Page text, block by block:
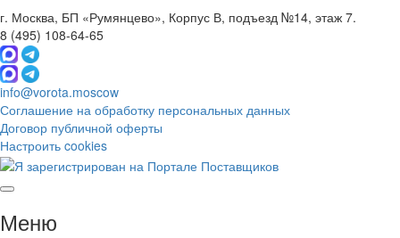
г. Москва, БП «Румянцево», Корпус В, подъезд №14, этаж 7.
8 (495) 108-64-65
info@vorota.moscow
Соглашение на обработку персональных данных
Договор публичной оферты
Настроить cookies
Меню